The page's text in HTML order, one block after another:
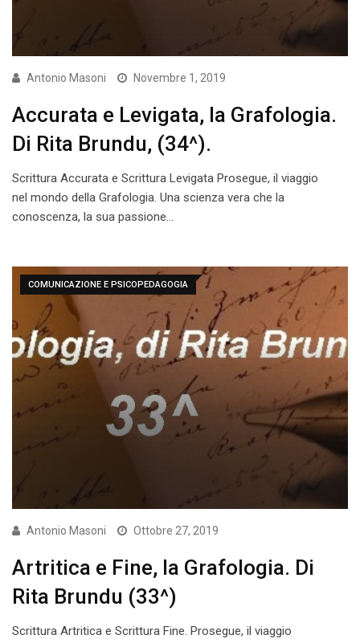
Antonio Masoni Novembre 1, 2019
Accurata e Levigata, la Grafologia.
Di Rita Brundu, (34^).
Scrittura Accurata e Scrittura Levigata Prosegue, il viaggio
nel mondo della Grafologia. Una scienza vera che la
conoscenza, la sua passione…
COMUNICAZIONE E PSICOPEDAGOGIA
Antonio Masoni Ottobre 27, 2019
Artritica e Fine, la Grafologia. Di
Rita Brundu (33^)
Scrittura Artritica e Scrittura Fine. Prosegue, il viaggio